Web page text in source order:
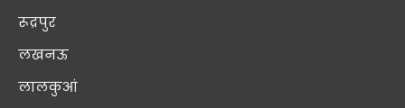
रूद्रपुर
लखनऊ
लालकुआं